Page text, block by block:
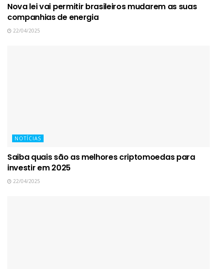
Nova lei vai permitir brasileiros mudarem as suas
companhias de energia
22/04/2025
NOTÍCIAS
Saiba quais são as melhores criptomoedas para
investir em 2025
22/04/2025